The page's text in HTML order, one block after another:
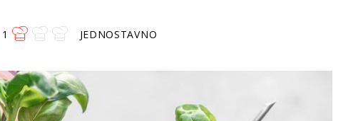
1 JEDNOSTAVNO